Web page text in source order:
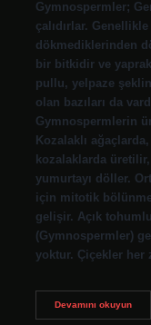
Gymnospermler;
çalıdırlar.
dökmediklerinden
bir bitkidir ve
pullu, yelpaze
olan bazıları da
Gymnospermlerin
Kozalaklı
kozalaklarda
yumurtayı döller.
için mitotik
gelişir. Açık
(Gymnospermler)
yoktur. Çiçekler her
Devamını okuyunAçık